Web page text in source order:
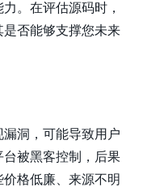
。在评估源码时，
否能够支撑您未来
洞，可能导致用户
被黑客控制，后果
格低廉、来源不明